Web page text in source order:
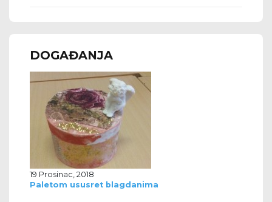
DOGAĐANJA
19 Prosinac, 2018
Paletom ususret blagdanima